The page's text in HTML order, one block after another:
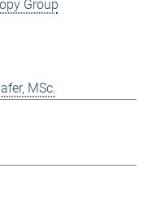
Group
MSc.